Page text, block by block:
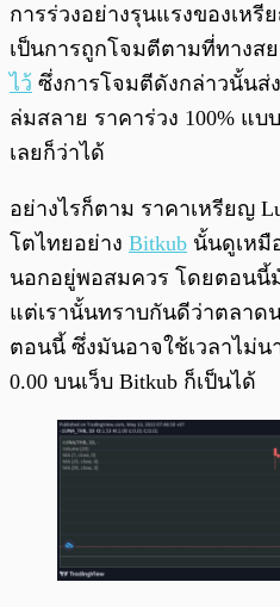
การร่วงอย่างรุนแรงของเหรี
เป็นการถูกโจมตีตามที่ทางส
ไว้ ซึ่งการโจมตีดังกล่าวนั้นส่
ล่มสลาย ราคาร่วง 100% แ
เลยก็ว่าได้
อย่างไรก็ตาม ราคาเหรียญ
โตไทยอย่าง Bitkub นั้นดูเหมื
นอกอยู่พอสมควร โดยตอนนี้
แต่เรานั้นทราบกันดีว่าตลาด
ตอนนี้ ซึ่งมันอาจใช้เวลาไม่น
0.00 บนเว็บ Bitkub ก็เป็นได้